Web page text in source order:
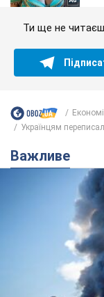
Ти ще не
Українцям
Важливе